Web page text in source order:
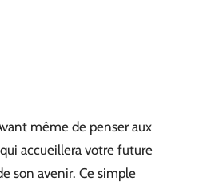
même de penser aux
accueillera votre future
son avenir. Ce simple